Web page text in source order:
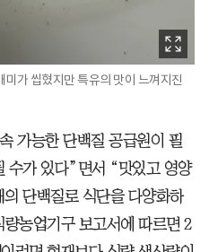
가 씹혔지만 특유의 맛이 느껴지진
가능한 단백질 공급원이 필
수가 있다”면서 “맛있고 영양
단백질로 식단을 다양화하
농업기구 보고서에 따르면 2